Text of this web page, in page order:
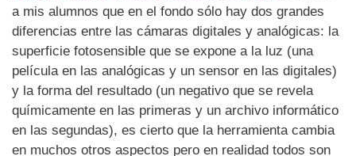
a mis alumnos que en el fondo sólo hay dos grandes
diferencias entre las cámaras digitales y analógicas: la
superficie fotosensible que se expone a la luz (una
película en las analógicas y un sensor en las digitales)
y la forma del resultado (un negativo que se revela
químicamente en las primeras y un archivo informático
en las segundas), es cierto que la herramienta cambia
en muchos otros aspectos pero en realidad todos son